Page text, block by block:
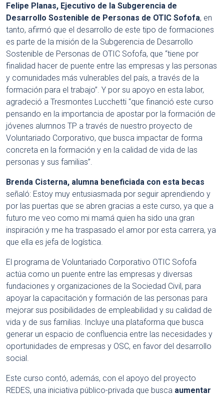
Felipe Planas, Ejecutivo de la Subgerencia de
Desarrollo Sostenible de Personas de OTIC Sofofa, en
tanto, afirmó que el desarrollo de este tipo de formaciones
es parte de la misión de la Subgerencia de Desarrollo
Sostenible de Personas de OTIC Sofofa, que “tiene por
finalidad hacer de puente entre las empresas y las personas
y comunidades más vulnerables del país, a través de la
formación para el trabajo”. Y por su apoyo en esta labor,
agradeció a Tresmontes Lucchetti “que financió este curso
pensando en la importancia de apostar por la formación de
jóvenes alumnos TP a través de nuestro proyecto de
Voluntariado Corporativo, que busca impactar de forma
concreta en la formación y en la calidad de vida de las
personas y sus familias”.
Brenda Cisterna, alumna beneficiada con esta becas
señaló: Estoy muy entusiasmada por seguir aprendiendo y
por las puertas que se abren gracias a este curso, ya que a
futuro me veo como mi mamá quien ha sido una gran
inspiración y me ha traspasado el amor por esta carrera, ya
que ella es jefa de logística.
El programa de Voluntariado Corporativo OTIC Sofofa
actúa como un puente entre las empresas y diversas
fundaciones y organizaciones de la Sociedad Civil, para
apoyar la capacitación y formación de las personas para
mejorar sus posibilidades de empleabilidad y su calidad de
vida y de sus familias. Incluye una plataforma que busca
generar un espacio de confluencia entre las necesidades y
oportunidades de empresas y OSC, en favor del desarrollo
social.
Este curso contó, además, con el apoyo del proyecto
REDES, una iniciativa público-privada que busca aumentar